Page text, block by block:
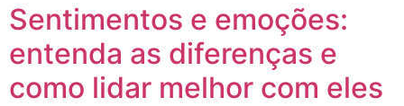
Sentimentos e emoções:
entenda as diferenças e
como lidar melhor com eles